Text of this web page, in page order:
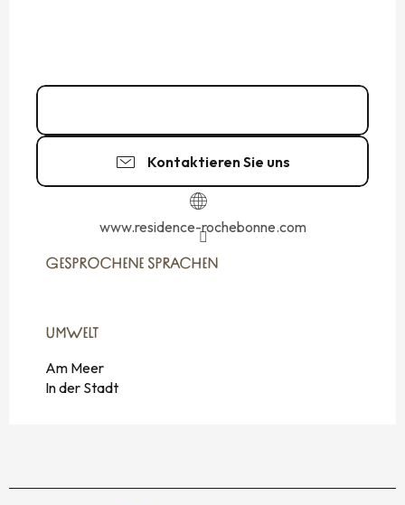
Kontaktieren Sie uns
www.residence-rochebonne.com
GESPROCHENE SPRACHEN
GESPROCHENE SPRACHEN
UMWELT
UMWELT
Am Meer
In der Stadt